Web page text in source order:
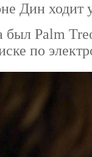
Дин ходит
Palm
по